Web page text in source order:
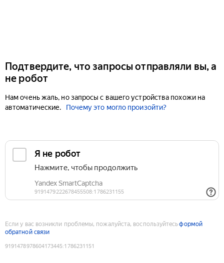
Подтвердите, что запросы отправляли вы, а
не робот
Нам очень жаль, но запросы с вашего устройства похожи на
автоматические.
Почему это могло произойти?
Если у вас возникли проблемы, пожалуйста, воспользуйтесьформой
обратной связи
9191478978604173445:1786231151